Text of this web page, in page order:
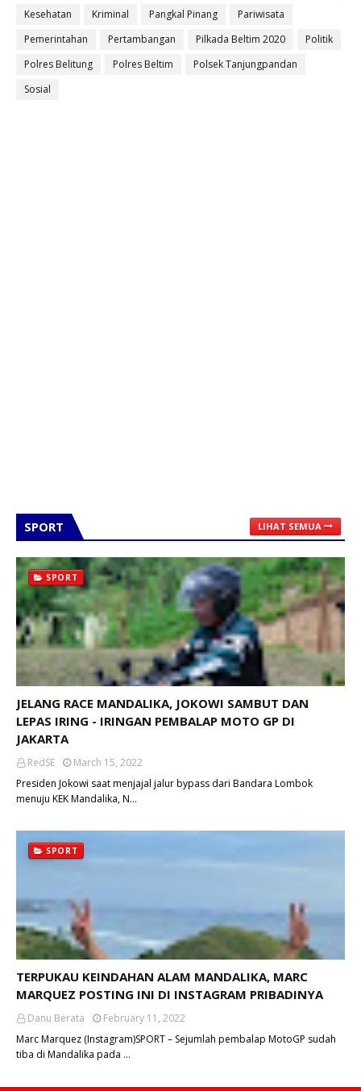
Kesehatan
Kriminal Pangkal Pinang
Pariwisata
Pemerintahan
Pertambangan Pilkada Beltim 2020
Politik
Polres Belitung
Polres Beltim
Polsek Tanjungpandan
Sosial
SPORT LIHAT SEMUA
SPORT
JELANG RACE MANDALIKA, JOKOWI SAMBUT DAN
LEPAS IRING - IRINGAN PEMBALAP MOTO GP DI
JAKARTA
RedSE
March 15, 2022
Presiden Jokowi saat menjajal jalur bypass dari Bandara Lombok
menuju KEK Mandalika, N…
SPORT
TERPUKAU KEINDAHAN ALAM MANDALIKA, MARC
MARQUEZ POSTING INI DI INSTAGRAM PRIBADINYA
Danu Berata
February 11, 2022
Marc Marquez (Instagram)SPORT – Sejumlah pembalap MotoGP sudah
tiba di Mandalika pada …